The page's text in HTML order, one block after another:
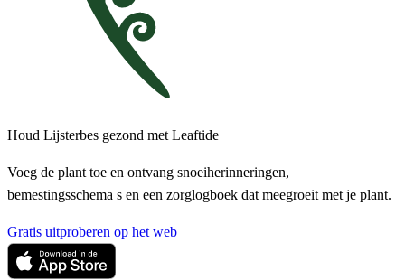
Houd Lijsterbes gezond met Leaftide
Voeg de plant toe en ontvang snoeiherinneringen,
bemestingsschema s en een zorglogboek dat meegroeit met je plant.
Gratis uitproberen op het web